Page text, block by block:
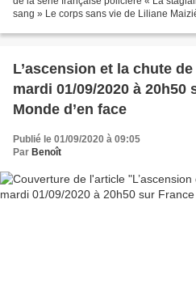
sang » Le corps sans vie de Liliane
L’ascension et la chute
mardi 01/09/2020 à 20h50
Monde d’en face
Publié le 01/09/2020 à 09:05
Par Benoît